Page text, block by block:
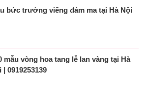
bức trướng viếng đám ma tại Hà Nội
mẫu vòng hoa tang lễ lan vàng tại Hà
| 0919253139